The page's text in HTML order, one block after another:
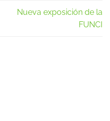
Nueva exposición de la
FUNCI